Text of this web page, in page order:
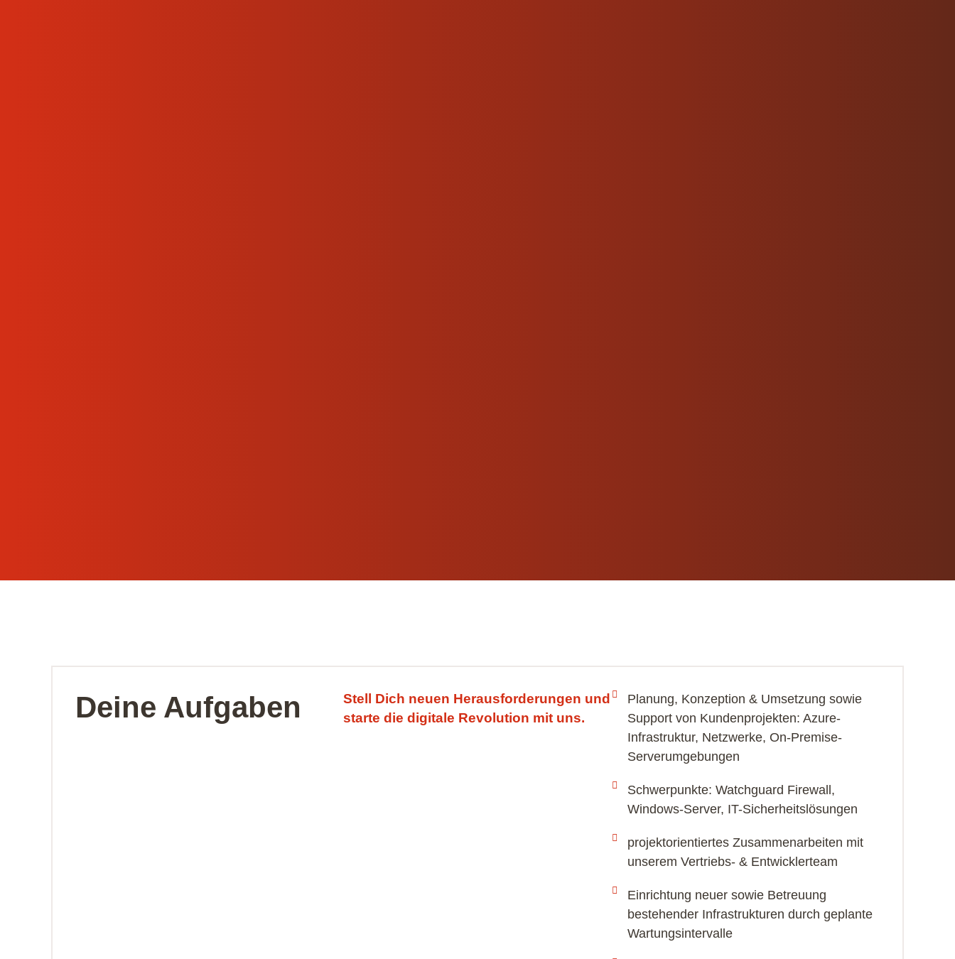
Deine Aufgaben
Stell Dich neuen Herausforderungen und
starte die digitale Revolution mit uns.
Planung, Konzeption & Umsetzung sowie
Support von Kundenprojekten: Azure-
Infrastruktur, Netzwerke, On-Premise-
Serverumgebungen
Schwerpunkte: Watchguard Firewall,
Windows-Server, IT-Sicherheitslösungen
projektorientiertes Zusammenarbeiten mit
unserem Vertriebs- & Entwicklerteam
Einrichtung neuer sowie Betreuung
bestehender Infrastrukturen durch geplante
Wartungsintervalle